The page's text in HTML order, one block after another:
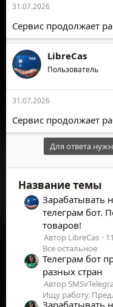
31.07.2026
Сервис продолжает
LibreCas
Пользователь
31.07.2026
Сервис продолжает
Для ответа
Название темы
Зарабатывать
телеграм бот.
товаров!
Автор LibreCas
Все остальное
Телеграм бот
разных стран
Автор
Ищу работу.
Зарабатывать